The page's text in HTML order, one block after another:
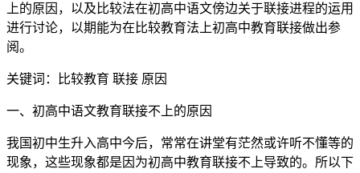
上的原因，以及比较法在初高中语文傍边关于联接进程的运用
进行讨论，以期能为在比较教育法上初高中教育联接做出参
阅。
关键词：比较教育 联接 原因
一、初高中语文教育联接不上的原因
我国初中生升入高中今后，常常在讲堂有茫然或许听不懂等的
现象，这些现象都是因为初高中教育联接不上导致的。所以下